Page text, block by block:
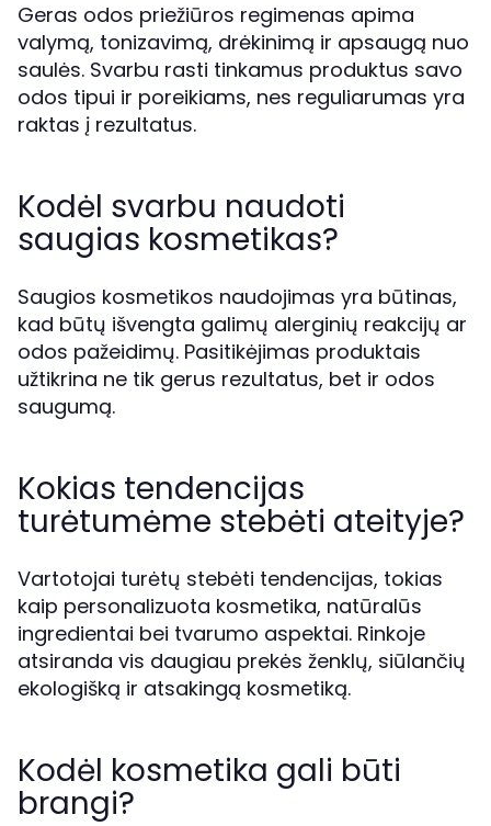
Geras odos priežiūros regimenas apima
valymą, tonizavimą, drėkinimą ir apsaugą nuo
saulės. Svarbu rasti tinkamus produktus savo
odos tipui ir poreikiams, nes reguliarumas yra
raktas į rezultatus.
Kodėl svarbu naudoti
saugias kosmetikas?
Saugios kosmetikos naudojimas yra būtinas,
kad būtų išvengta galimų alerginių reakcijų ar
odos pažeidimų. Pasitikėjimas produktais
užtikrina ne tik gerus rezultatus, bet ir odos
saugumą.
Kokias tendencijas
turėtumėme stebėti ateityje?
Vartotojai turėtų stebėti tendencijas, tokias
kaip personalizuota kosmetika, natūralūs
ingredientai bei tvarumo aspektai. Rinkoje
atsiranda vis daugiau prekės ženklų, siūlančių
ekologišką ir atsakingą kosmetiką.
Kodėl kosmetika gali būti
brangi?